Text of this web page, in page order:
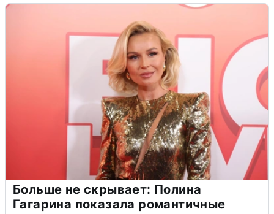
Больше не скрывает: Полина
Гагарина показала романтичные